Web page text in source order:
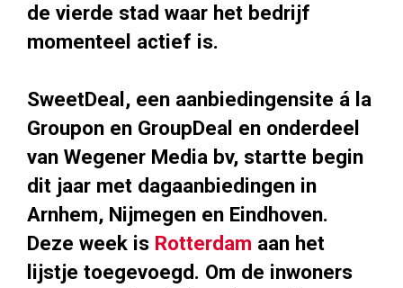
de vierde stad waar het bedrijf
momenteel actief is.
SweetDeal, een aanbiedingensite á la
Groupon en GroupDeal en onderdeel
van Wegener Media bv, startte begin
dit jaar met dagaanbiedingen in
Arnhem, Nijmegen en Eindhoven.
Deze week is Rotterdam aan het
lijstje toegevoegd. Om de inwoners